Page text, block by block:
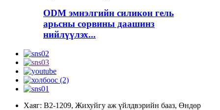
ODM эмнэлгийн силикон гель
арьсны сорвины даашинз
нийлүүлэх...
Хаяг: В2-1209, Жихуйгу аж үйлдвэрийн бааз, Өндөр